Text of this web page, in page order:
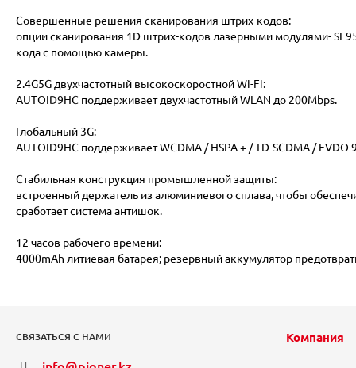
Совершенные решения сканирования штрих-кодов:
опции сканирования 1D штрих-кодов лазерными модулями-
кода с помощью камеры.
2.4G5G двухчастотный высокоскоростной Wi-Fi:
AUTOID9HC поддерживает двухчастотный WLAN до 200Mbps.
Глобальный 3G:
AUTOID9HC поддерживает WCDMA / HSPA + / TD-SCDMA / EVDO
Стабильная конструкция промышленной защиты:
встроенный держатель из алюминиевого сплава, чтобы
сработает система антишок.
12 часов рабочего времени:
4000mAh литиевая батарея; резервный аккумулятор
СВЯЗАТЬСЯ С НАМИ Компания